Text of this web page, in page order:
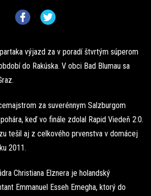
výjazd za v poradí štvrtým súperom
do Rakúska. V obci Bad Blumau sa
za suverénnym Salzburgom
keď vo finále zdolal Rapid Viedeň 2:0.
tešil aj z celkového prvenstva v domácej
2011.
Christiana Elznera je holandský
Emmanuel Esseh Emegha, ktorý do